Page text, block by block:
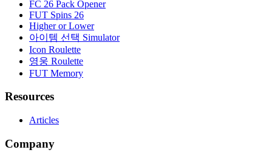
FC 26 Pack Opener
FUT Spins 26
Higher or Lower
아이템 선택 Simulator
Icon Roulette
영웅 Roulette
FUT Memory
Resources
Articles
Company